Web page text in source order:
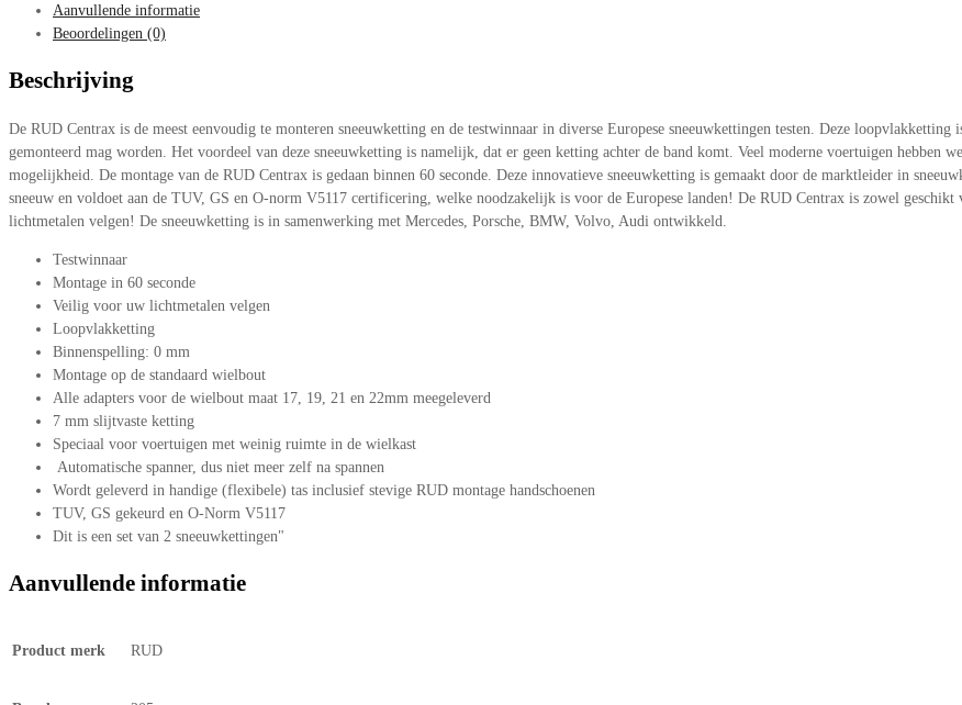
Aanvullende informatie
Beoordelingen (0)
Beschrijving
De RUD Centrax is de meest eenvoudig te monteren sneeuwketting en de testwinnaar in diverse Europese sneeuwkettingen testen. Deze
gemonteerd mag worden. Het voordeel van deze sneeuwketting is namelijk, dat er geen ketting achter de band komt. Veel moderne voertuigen
mogelijkheid. De montage van de RUD Centrax is gedaan binnen 60 seconde. Deze innovatieve sneeuwketting is gemaakt door de marktleider in
sneeuw en voldoet aan de TUV, GS en O-norm V5117 certificering, welke noodzakelijk is voor de Europese landen! De RUD Centrax is zowel geschikt
lichtmetalen velgen! De sneeuwketting is in samenwerking met Mercedes, Porsche, BMW, Volvo, Audi ontwikkeld.
Testwinnaar
Montage in 60 seconde
Veilig voor uw lichtmetalen velgen
Loopvlakketting
Binnenspelling: 0 mm
Montage op de standaard wielbout
Alle adapters voor de wielbout maat 17, 19, 21 en 22mm meegeleverd
7 mm slijtvaste ketting
Speciaal voor voertuigen met weinig ruimte in de wielkast
Automatische spanner, dus niet meer zelf na spannen
Wordt geleverd in handige (flexibele) tas inclusief stevige RUD montage handschoenen
TUV, GS gekeurd en O-Norm V5117
Dit is een set van 2 sneeuwkettingen"
Aanvullende informatie
Product merk RUD